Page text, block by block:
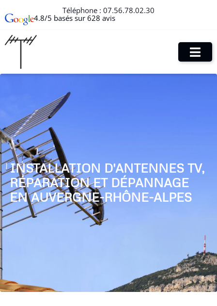
Téléphone : 07.56.78.02.30
4.8/5 basés sur 628 avis
INSTALLATION D'ANTENNES TV,
RÉPARATION ET DÉPANNAGE
EN AUVERGNE-RHÔNE-ALPES